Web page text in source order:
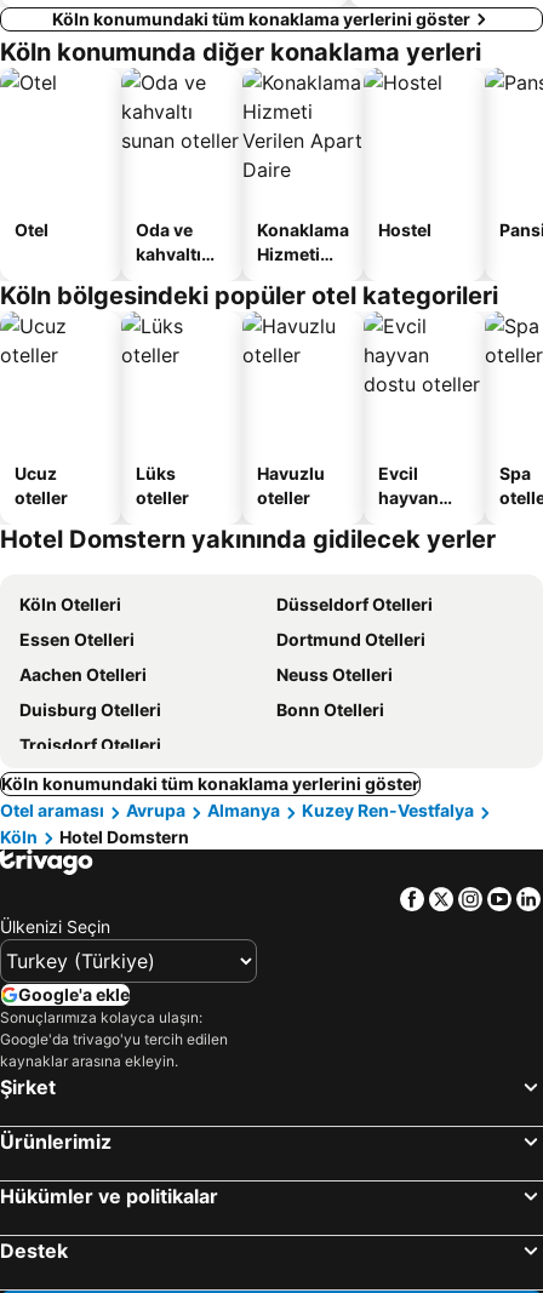
Köln konumundaki tüm konaklama yerlerini göster
Köln konumunda diğer konaklama yerleri
Otel
Oda ve
kahvaltı
oteller
Konaklama
Hizmeti
Apart
Daire
Hostel
Köln bölgesindeki popüler otel kategorileri
Ucuz
oteller
Lüks
oteller
Havuzlu
oteller
Evcil
hayvan
oteller
Spa
Hotel Domstern yakınında gidilecek yerler
Köln Otelleri
Düsseldorf Otelleri
Essen Otelleri
Dortmund Otelleri
Aachen Otelleri
Neuss Otelleri
Duisburg Otelleri
Bonn Otelleri
Troisdorf Otelleri
Köln konumundaki tüm konaklama yerlerini göster
Otel araması
Avrupa Almanya
Kuzey Ren-Vestfalya
Köln
Hotel Domstern
Facebook
Twitter
Ülkenizi Seçin
Google'a ekle
Sonuçlarımıza kolayca ulaşın:
Google'da trivago'yu tercih edilen
kaynaklar arasına ekleyin.
Şirket
Ürünlerimiz
Hükümler ve politikalar
Destek